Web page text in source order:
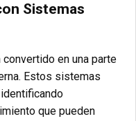
Sistemas
en una parte
Estos sistemas
que pueden